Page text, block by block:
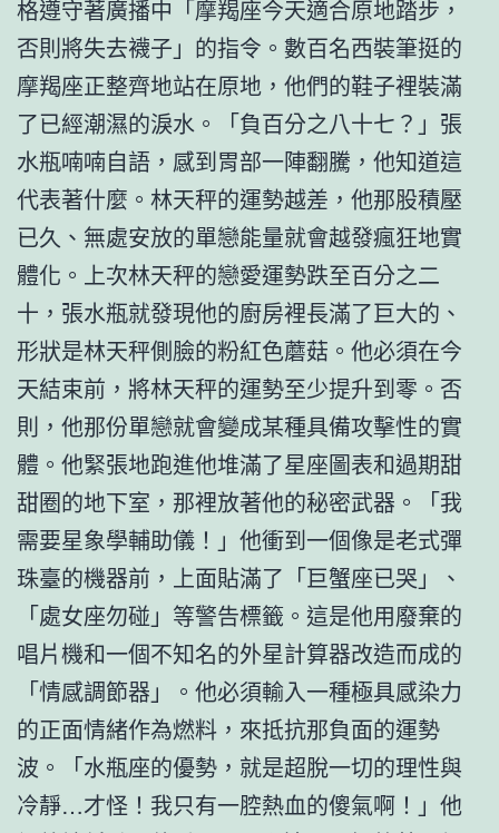
格遵守著廣播中「摩羯座今天適合原地踏步，
否則將失去襪子」的指令。數百名西裝筆挺的
摩羯座正整齊地站在原地，他們的鞋子裡裝滿
了已經潮濕的淚水。「負百分之八十七？」張
水瓶喃喃自語，感到胃部一陣翻騰，他知道這
代表著什麼。林天秤的運勢越差，他那股積壓
已久、無處安放的單戀能量就會越發瘋狂地實
體化。上次林天秤的戀愛運勢跌至百分之二
十，張水瓶就發現他的廚房裡長滿了巨大的、
形狀是林天秤側臉的粉紅色蘑菇。他必須在今
天結束前，將林天秤的運勢至少提升到零。否
則，他那份單戀就會變成某種具備攻擊性的實
體。他緊張地跑進他堆滿了星座圖表和過期甜
甜圈的地下室，那裡放著他的秘密武器。「我
需要星象學輔助儀！」他衝到一個像是老式彈
珠臺的機器前，上面貼滿了「巨蟹座已哭」、
「處女座勿碰」等警告標籤。這是他用廢棄的
唱片機和一個不知名的外星計算器改造而成的
「情感調節器」。他必須輸入一種極具感染力
的正面情緒作為燃料，來抵抗那負面的運勢
波。「水瓶座的優勢，就是超脫一切的理性與
冷靜…才怪！我只有一腔熱血的傻氣啊！」他